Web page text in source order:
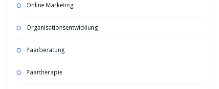
Online Marketing
Organisationsentwicklung
Paarberatung
Paartherapie